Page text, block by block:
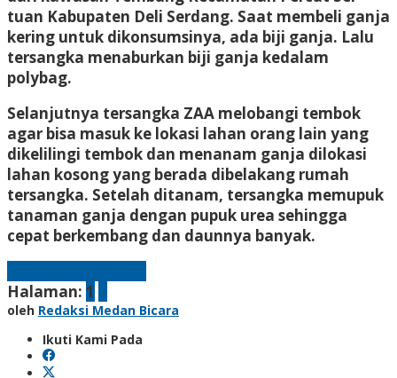
tuan Kabupaten Deli Serdang. Saat membeli ganja
kering untuk dikonsumsinya, ada biji ganja. Lalu
tersangka menaburkan biji ganja kedalam
polybag.
Selanjutnya tersangka ZAA melobangi tembok
agar bisa masuk ke lokasi lahan orang lain yang
dikelilingi tembok dan menanam ganja dilokasi
lahan kosong yang berada dibelakang rumah
tersangka. Setelah ditanam, tersangka memupuk
tanaman ganja dengan pupuk urea sehingga
cepat berkembang dan daunnya banyak.
Halaman: 1
oleh Redaksi Medan Bicara
Ikuti Kami Pada